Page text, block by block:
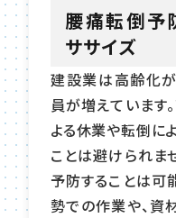
腰痛転倒予
ササイズ
建設業は高齢化
員が増えています
よる休業や転倒に
ことは避けられま
予防することは可
勢での作業や、資